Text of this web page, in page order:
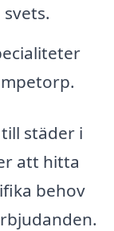
städer i
att hitta
behov